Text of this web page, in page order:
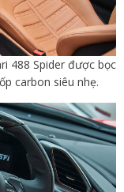
488 Spider được bọc
carbon siêu nhẹ.